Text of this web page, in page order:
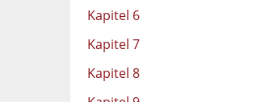
Kapitel 6
Kapitel 7
Kapitel 8